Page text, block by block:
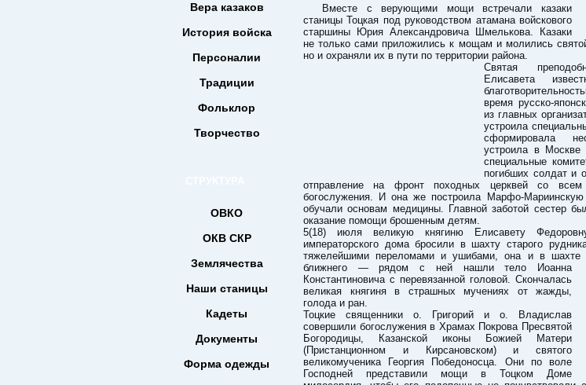
Вера казаков
История войска
Персоналии
Традиции
Фольклор
Творчество
ОВКО
ОКВ СКР
Землячества
Наши станицы
Кадеты
Документы
Форма одежды
Вместе с верующими мощи встречали казаки
станицы Тоцкая под руководством атамана войскового
старшины Юрия Александровича Шмелькова. Казаки
не только сами приложились к мощам и молились
но и охраняли их в пути по территории района.
Святая
Елисавета
время русско-
из главных
устроила
сформировала
устроила в Москве
специальные
погибших солдат и
отправление на фронт походных церквей со
богослужения. И она же построила Марфо-Мариинскую
обучали основам медицины. Главной заботой сестер
оказание помощи брошенным детям.
5(18) июля великую княгиню Елисавету
императорского дома бросили в шахту старого
тяжелейшими переломами и ушибами, она и в шахте
ближнего — рядом с ней нашлитело Иоанна
Константиновича с перевязанной головой. Скончалась
великая княгиня в страшных мучениях от жажды,
голода и ран.
Тоцкие священники о. Григорий и о. Владислав
совершили богослужения в Храмах Покрова Пресвятой
Богородицы, Казанской иконы Божией Матери
(Пристанционном и Кирсановском) и святого
великомученика Георгия Победоносца. Они по воле
Господней представили мощи в Тоцком Доме